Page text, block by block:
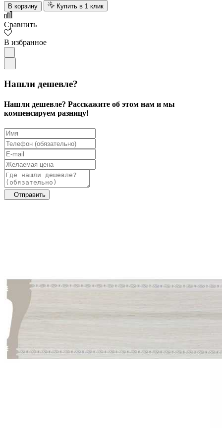
В корзину Купить в 1 клик
Сравнить
В избранное
Нашли дешевле?
Нашли дешевле? Расскажите об этом нам и мы
компенсируем разницу!
Отправить